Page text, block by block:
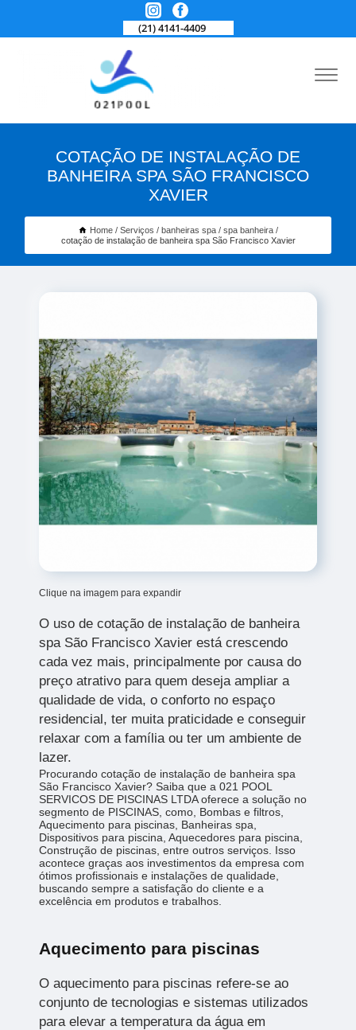
(21) 4141-4409
COTAÇÃO DE INSTALAÇÃO DE
BANHEIRA SPA SÃO FRANCISCO
XAVIER
Home Serviços banheiras spa
spa banheira
cotação de instalação de banheira spa São Francisco Xavier
Clique na imagem para expandir
O uso de cotação de instalação de banheira
spa São Francisco Xavier está crescendo
cada vez mais, principalmente por causa do
preço atrativo para quem deseja ampliar a
qualidade de vida, o conforto no espaço
residencial, ter muita praticidade e conseguir
relaxar com a família ou ter um ambiente de
lazer.
Procurando cotação de instalação de banheira spa
São Francisco Xavier? Saiba que a 021 POOL
SERVICOS DE PISCINAS LTDA oferece a solução no
segmento de PISCINAS, como, Bombas e filtros,
Aquecimento para piscinas, Banheiras spa,
Dispositivos para piscina, Aquecedores para piscina,
Construção de piscinas, entre outros serviços. Isso
acontece graças aos investimentos da empresa com
ótimos profissionais e instalações de qualidade,
buscando sempre a satisfação do cliente e a
excelência em produtos e trabalhos.
Aquecimento para piscinas
O aquecimento para piscinas refere-se ao
conjunto de tecnologias e sistemas utilizados
para elevar a temperatura da água em